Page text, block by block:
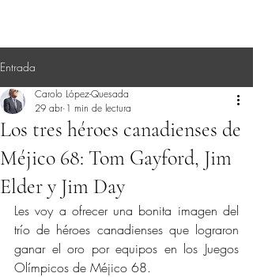
Entrada
Los tres héroes canadienses de
Méjico 68: Tom Gayford, Jim
Elder y Jim Day
Carolo López-Quesada
29 abr 1 min de lectura
Les voy a ofrecer una bonita imagen del
trío de héroes canadienses que lograron
ganar el oro por equipos en los Juegos
Olímpicos de Méjico 68.